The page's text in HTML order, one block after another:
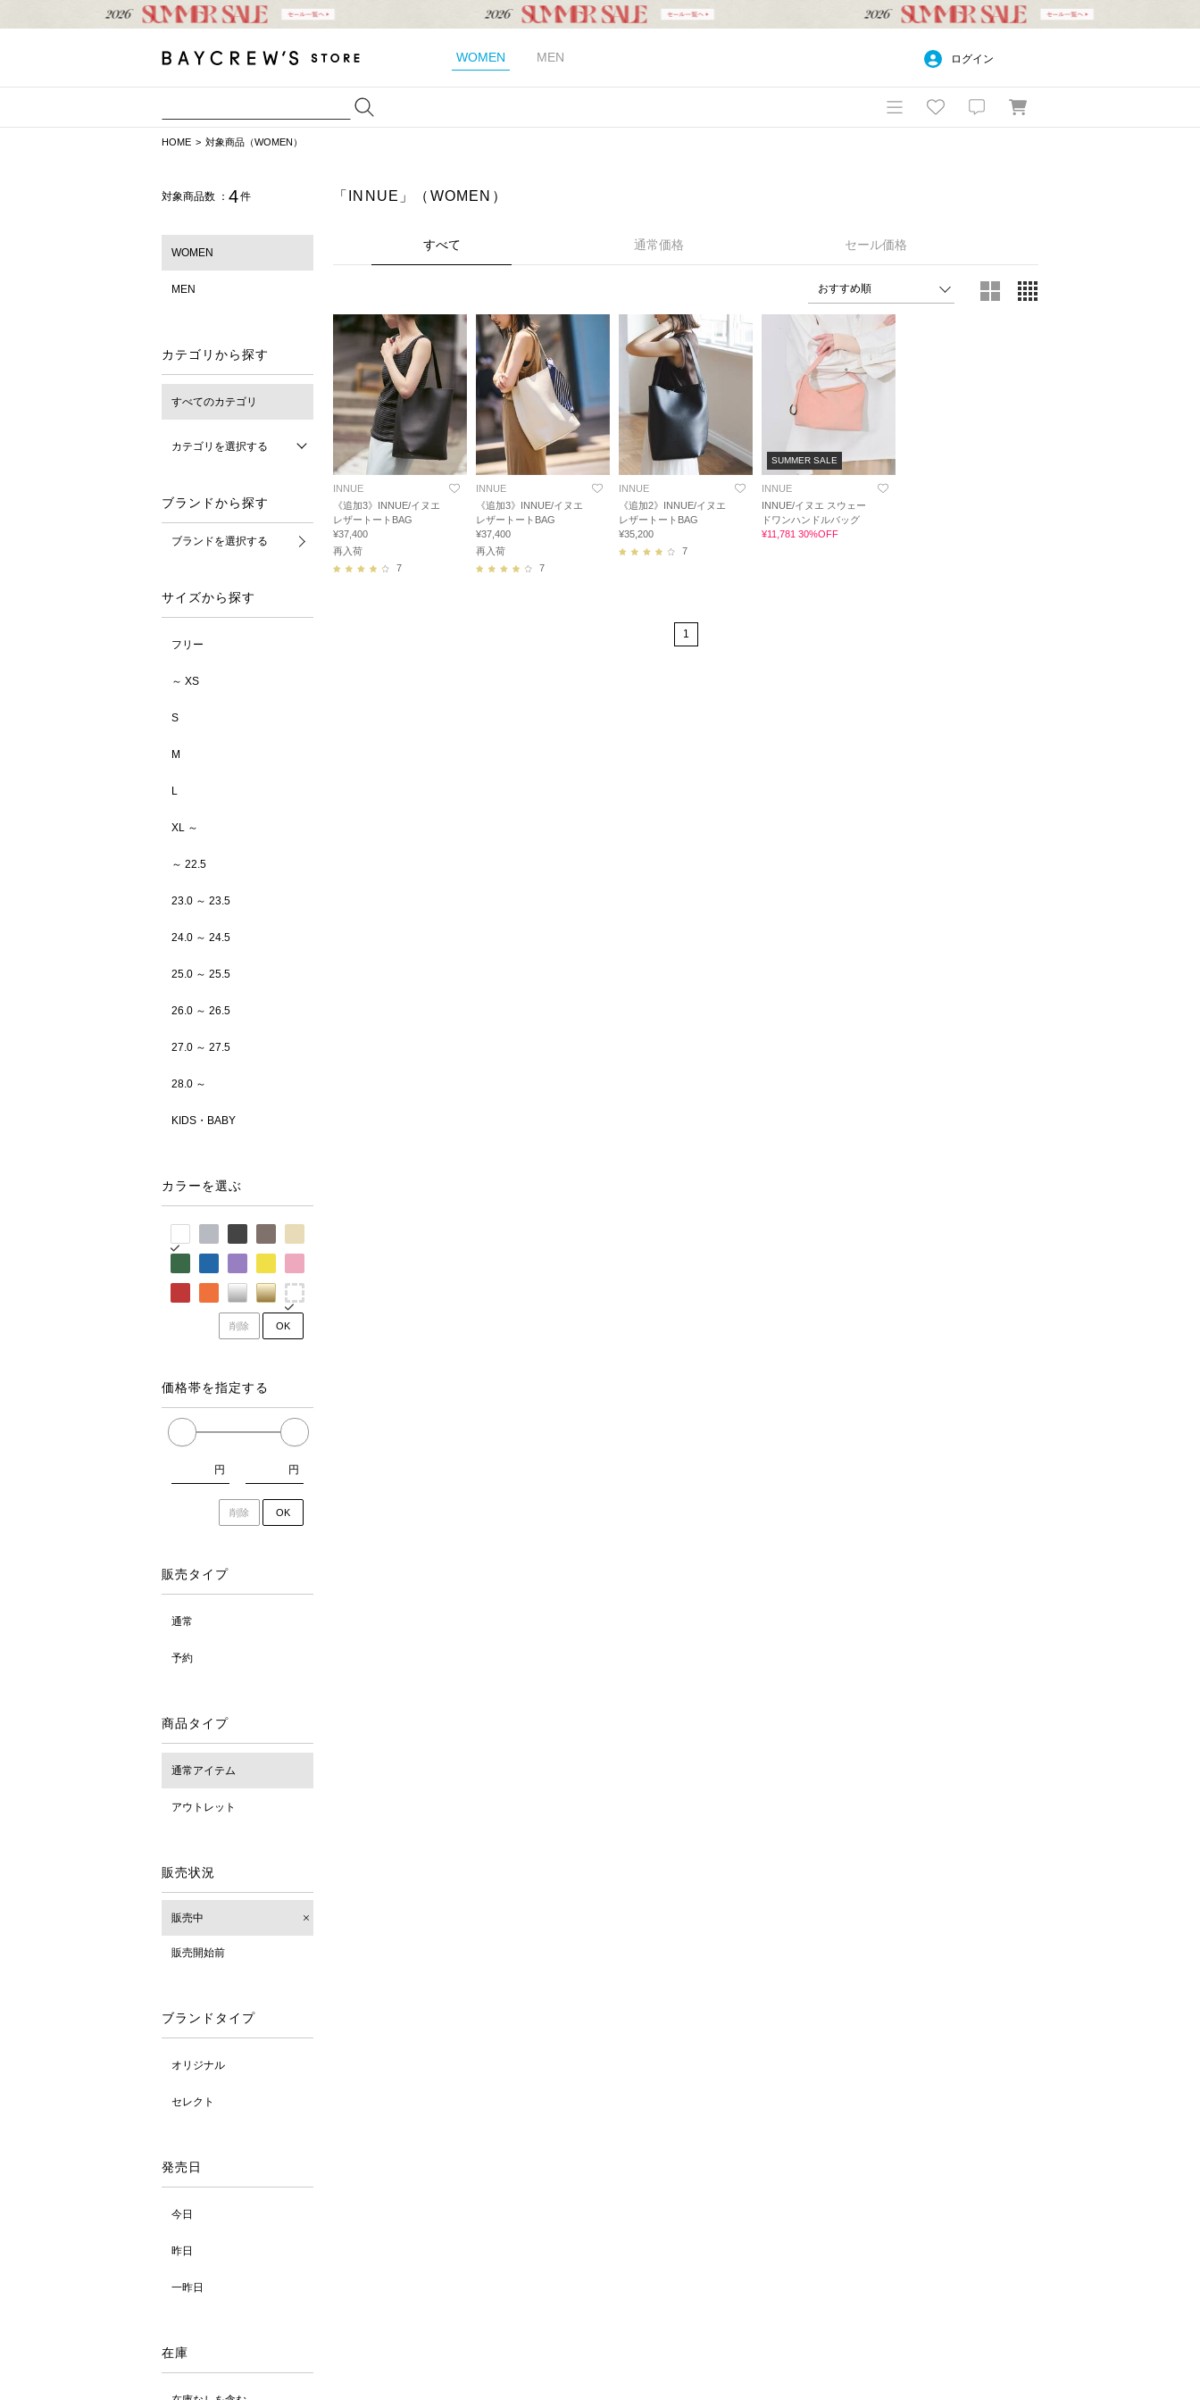
WOMEN MEN ログイン
HOME 対象商品（WOMEN）
対象商品数 ： 4件
WOMEN
MEN
カテゴリから探す
すべてのカテゴリ
カテゴリを選択する
ブランドから探す
ブランドを選択する
サイズから探す
フリー
～ XS
S
M
L
XL ～
～ 22.5
23.0 ～ 23.5
24.0 ～ 24.5
25.0 ～ 25.5
26.0 ～ 26.5
27.0 ～ 27.5
28.0 ～
KIDS・BABY
カラーを選ぶ
削除 OK
価格帯を指定する
円 円
削除 OK
販売タイプ
通常
予約
商品タイプ
通常アイテム
アウトレット
販売状況
販売中
販売開始前
ブランドタイプ
オリジナル
セレクト
発売日
今日
昨日
一昨日
在庫
「INNUE」（WOMEN）
すべて 通常価格 セール価格
INNUE
《追加3》INNUE/イヌエ
レザートートBAG
¥37,400
再入荷
7
INNUE
《追加3》INNUE/イヌエ
レザートートBAG
¥37,400
再入荷
7
INNUE
《追加2》INNUE/イヌエ
レザートートBAG
¥35,200
7
SUMMER SALE
INNUE
INNUE/イヌエ スウェー
ドワンハンドルバッグ
¥11,781 30%OFF
1